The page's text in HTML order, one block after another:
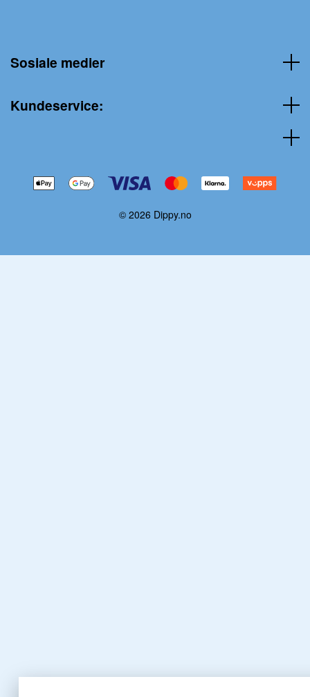
Sosiale medier
Kundeservice:
© 2026 Dippy.no